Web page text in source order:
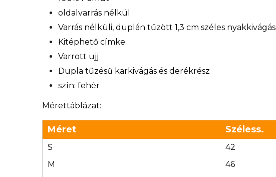
oldalvarrás nélkül
Varrás nélküli, duplán tűzött 1,3 cm széles nyakkivágás
Kitéphető címke
Varrott ujj
Dupla tűzésű karkivágás és derékrész
szín: fehér
Mérettáblázat:
Méret Széless.
S 42
M
46